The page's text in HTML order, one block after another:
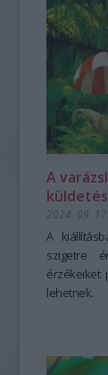
A
2024. 09. 17.
A
szigetre
érzékeiket
lehetnek.